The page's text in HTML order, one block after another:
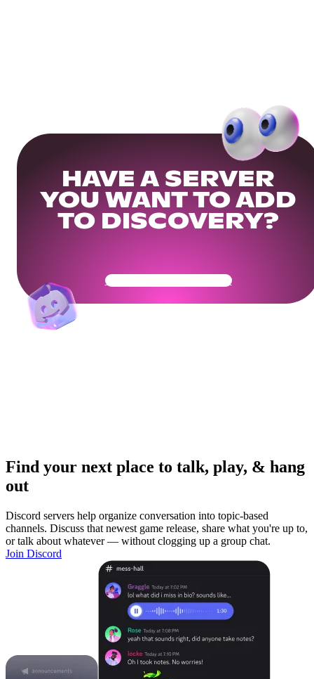
HAVE A SERVER
YOU WANT TO ADD
TO DISCOVERY?
Get Your Community Ready
Find your next place to talk, play, & hang
out
Discord servers help organize conversation into topic-based
channels. Discuss that newest game release, share what you're up to,
or talk about whatever — without clogging up a group chat.
Join Discord